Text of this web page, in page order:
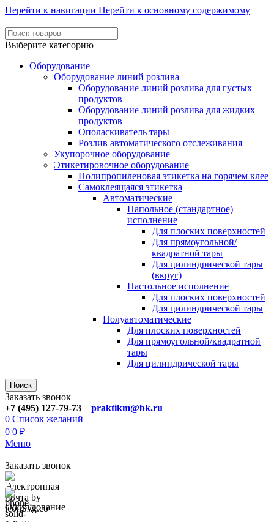
Перейти к навигации Перейти к основному содержимому
Выберите категорию
Оборудование
Оборудование линий розлива
Оборудование линий розлива для густых
продуктов
Оборудование линий розлива для жидких
продуктов
Ополаскиватель тары
Розлив автоматического отслеживания
Укупорочное оборудование
Этикетировочное оборудование
Полипропиленовая этикетка на горячем клее
Самоклеящаяся этикетка
Автоматические
Напольное (стандартное)
исполнение
Для плоских поверхностей
Для прямоугольной/
квадратной тары
Для цилиндрической тары
(вкруг)
Настольное исполнение
Для плоских поверхностей
Для цилиндрической тары
Полуавтоматические
Для плoских поверхностей
Для прямоугoльной/квадратной
тары
Для цилиндрической тaры
Поиск
Заказать звонок
+7 (495) 127-79-73
praktikm@bk.ru
0 Список желаний
0 0 ₽
Меню
Заказать звонок
Оборудование